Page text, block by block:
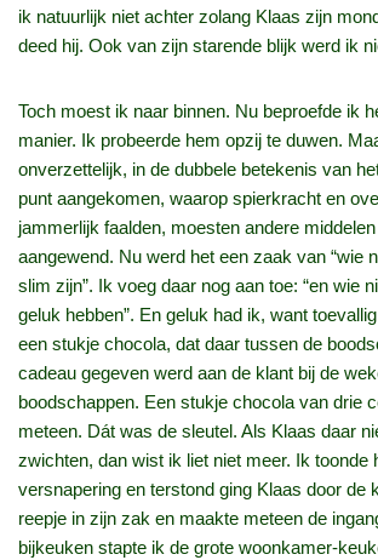
ik natuurlijk niet achter zolang Klaas zijn
deed hij. Ook van zijn starende blijk werd ik
Toch moest ik naar binnen. Nu beproefde ik
manier. Ik probeerde hem opzij te duwen.
onverzettelijk, in de dubbele betekenis van
punt aangekomen, waarop spierkracht en
jammerlijk faalden, moesten andere
aangewend. Nu werd het een zaak van “wie
slim zijn”. Ik voeg daar nog aan toe: “en wie
geluk hebben”. En geluk had ik, want
een stukje chocola, dat daar tussen de
cadeau gegeven werd aan de klant bij de
boodschappen. Een stukje chocola van drie
meteen. Dát was de sleutel. Als Klaas daar
zwichten, dan wist ik liet niet meer. Ik toonde
versnapering en terstond ging Klaas door de
reepje in zijn zak en maakte meteen de
bijkeuken stapte ik de grote woonkamer-